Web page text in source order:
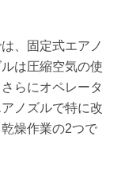
、固定式エアノ
は圧縮空気の使
らにオペレータ
ノズルで特に改
燥作業の2つで